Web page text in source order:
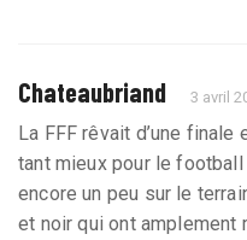
Chateaubriand 3 avril
La FFF rêvait d’une finale
tant mieux pour le
encore un peu sur le
et noir qui ont amplement